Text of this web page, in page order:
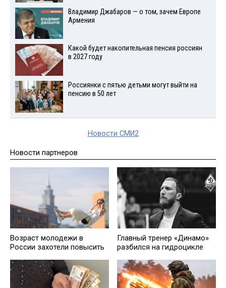
Владимир Джабаров — о том, зачем Европе
Армения
Какой будет накопительная пенсия россиян
в 2027 году
Россиянки с пятью детьми могут выйти на
пенсию в 50 лет
Новости СМИ2
Новости партнеров
Возраст молодежи в
России захотели повысить
Главный тренер «Динамо»
разбился на гидроцикле